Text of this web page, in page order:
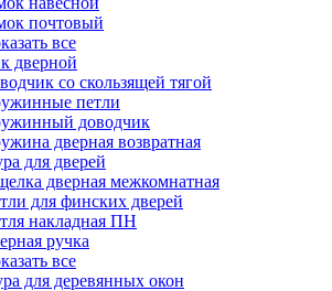
почтовый
все
дверной
со скользящей тягой
петли
доводчик
дверная возвратная
для дверей
дверная межкомнатная
для финских дверей
накладная ПН
ручка
все
для деревянных окон